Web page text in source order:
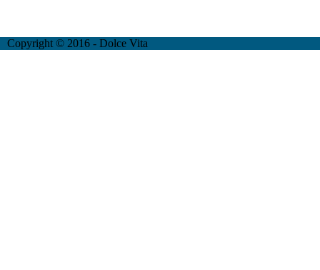
Copyright © 2016 - Dolce Vita